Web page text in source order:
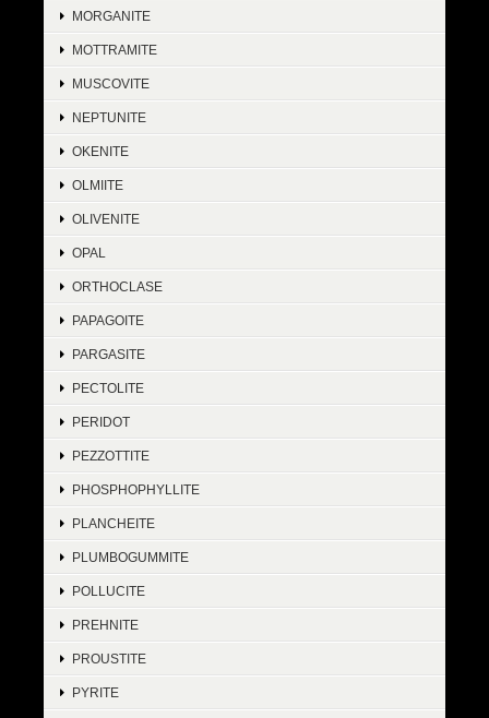
MORGANITE
MOTTRAMITE
MUSCOVITE
NEPTUNITE
OKENITE
OLMIITE
OLIVENITE
OPAL
ORTHOCLASE
PAPAGOITE
PARGASITE
PECTOLITE
PERIDOT
PEZZOTTITE
PHOSPHOPHYLLITE
PLANCHEITE
PLUMBOGUMMITE
POLLUCITE
PREHNITE
PROUSTITE
PYRITE